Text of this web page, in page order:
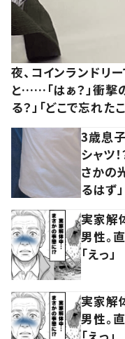
夜、コインランドリ
と……「はぁ？」衝撃
る？」「どこで忘れた
3歳息
シャツ
さかの
るはず」
実家解
男性。
「えっ」
実家解
男性。